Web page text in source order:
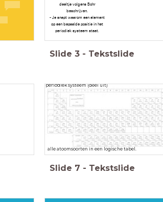
deeltje volgens Bohr
beschrijven.
- Je snapt waarom een element
op een bepaalde positie in het
periodiek systeem staat.
Slide 3 - Tekstslide
periodiek systeem (deel uit)
alle atoomsoorten in een logische tabel.
Slide 7 - Tekstslide